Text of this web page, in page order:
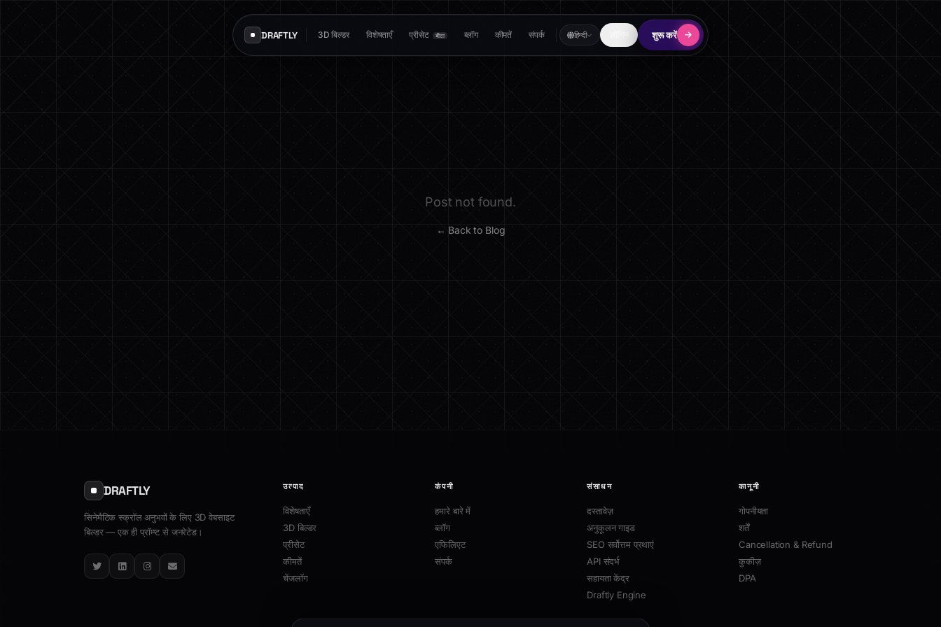
DRAFTLY 3D बिल्डर विशेषताएँ प्रीसेट बीटा ब्लॉग कीमतें संपर्क हिन्दी शुरू करें
Post not found.
← Back to Blog
DRAFTLY
सिनेमैटिक स्क्रॉल अनुभवों के लिए 3D वेबसाइट
बिल्डर — एक ही प्रॉम्प्ट से जनरेटेड।
TwitterLinkedInInstagram
Email
उत्पाद
विशेषताएँ
3D बिल्डर
प्रीसेट
कीमतें
चेंजलॉग
कंपनी
हमारे बारे में
ब्लॉग
एफिलिएट
संपर्क
संसाधन
दस्तावेज़
अनुकूलन गाइड
SEO सर्वोत्तम प्रथाएं
API संदर्भ
सहायता केंद्र
Draftly Engine
कानूनी
गोपनीयता
शर्तें
Cancellation & Refund
कुकीज़
DPA